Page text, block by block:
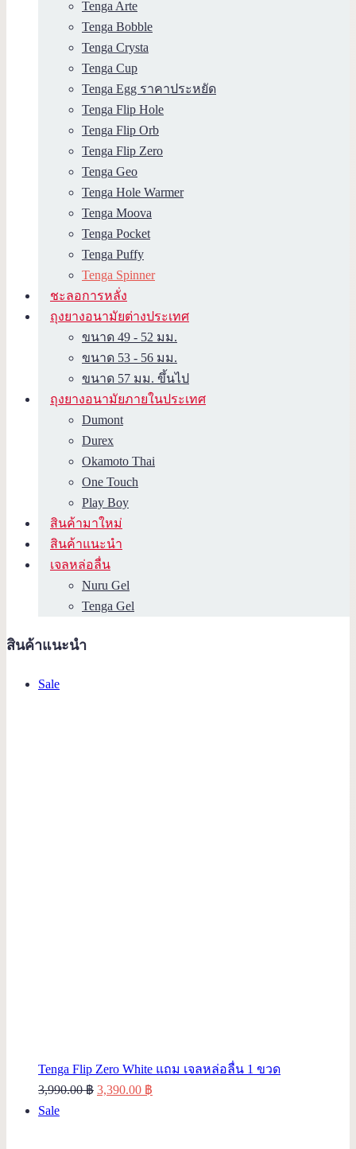
Tenga Arte
Tenga Bobble
Tenga Crysta
Tenga Cup
Tenga Egg ราคาประหยัด
Tenga Flip Hole
Tenga Flip Orb
Tenga Flip Zero
Tenga Geo
Tenga Hole Warmer
Tenga Moova
Tenga Pocket
Tenga Puffy
Tenga Spinner
ชะลอการหลั่ง
ถุงยางอนามัยต่างประเทศ
ขนาด 49 - 52 มม.
ขนาด 53 - 56 มม.
ขนาด 57 มม. ขึ้นไป
ถุงยางอนามัยภายในประเทศ
Dumont
Durex
Okamoto Thai
One Touch
Play Boy
สินค้ามาใหม่
สินค้าแนะนำ
เจลหล่อลื่น
Nuru Gel
Tenga Gel
สินค้าแนะนำ
SaleProduct
Tenga Flip Zero White แถม เจลหล่อลื่น 1 ขวด
3,990.00฿ Original
3,390.00 ฿
SaleProduct